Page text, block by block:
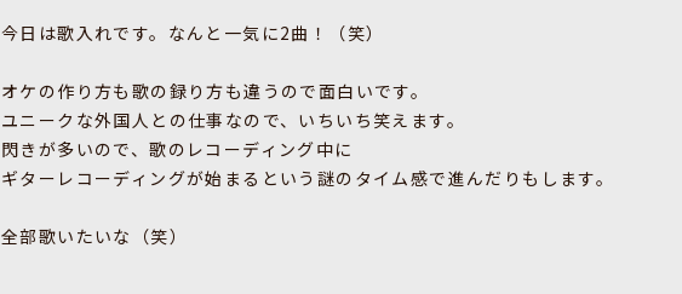
今日は歌入れです。なんと一気に2曲！（笑）
オケの作り方も歌の録り方も違うので面白いです。
ユニークな外国人との仕事なので、いちいち笑えます。
閃きが多いので、歌のレコーディング中に
ギターレコーディングが始まるという謎のタイム感で進んだりもします。
全部歌いたいな（笑）